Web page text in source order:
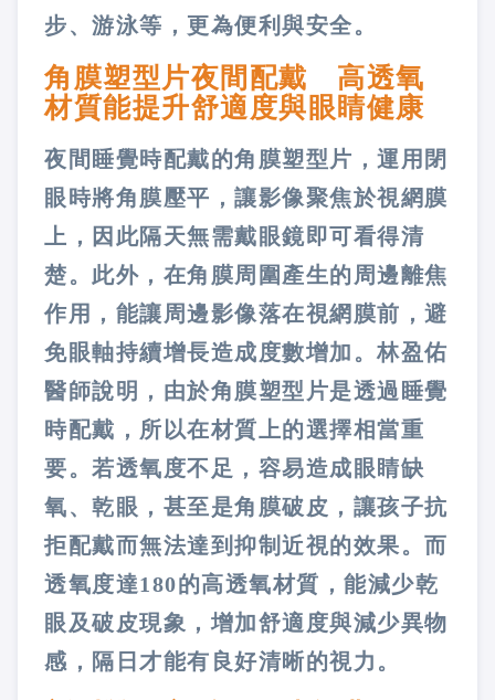
步、游泳等，更為便利與安全。
角膜塑型片夜間配戴 高透氧
材質能提升舒適度與眼睛健康
夜間睡覺時配戴的角膜塑型片，運用閉
眼時將角膜壓平，讓影像聚焦於視網膜
上，因此隔天無需戴眼鏡即可看得清
楚。此外，在角膜周圍產生的周邊離焦
作用，能讓周邊影像落在視網膜前，避
免眼軸持續增長造成度數增加。林盈佑
醫師說明，由於角膜塑型片是透過睡覺
時配戴，所以在材質上的選擇相當重
要。若透氧度不足，容易造成眼睛缺
氧、乾眼，甚至是角膜破皮，讓孩子抗
拒配戴而無法達到抑制近視的效果。而
透氧度達180的高透氧材質，能減少乾
眼及破皮現象，增加舒適度與減少異物
感，隔日才能有良好清晰的視力。